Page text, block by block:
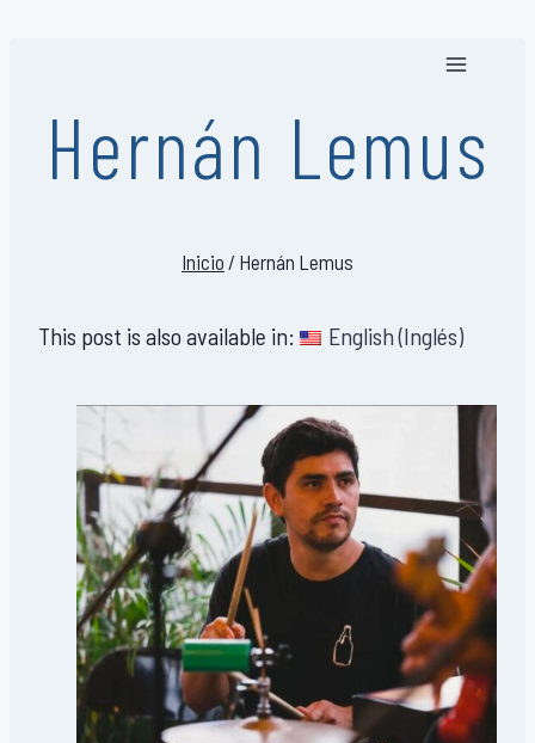
Hernán Lemus
Inicio / Hernán Lemus
This post is also available in: English(Inglés)